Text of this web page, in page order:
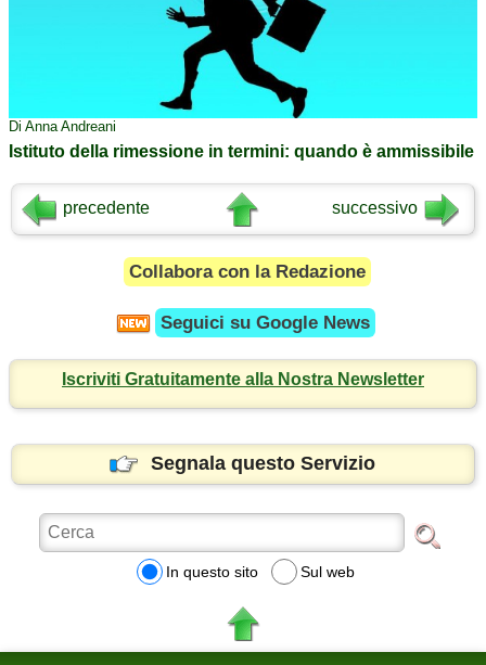
Di Anna Andreani
Istituto della rimessione in termini: quando è ammissibile
precedente successivo
Collabora con la Redazione
Seguici su Google News
Iscriviti Gratuitamente alla Nostra Newsletter
Segnala questo Servizio
In questo sito Sul web